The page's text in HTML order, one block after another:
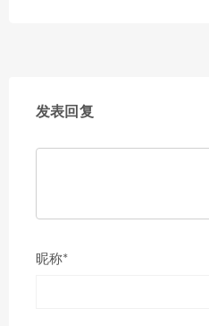
发表回复
昵称*